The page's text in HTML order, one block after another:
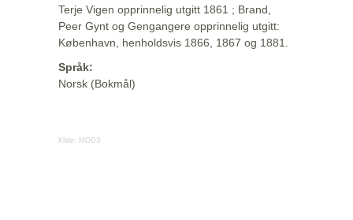
Terje Vigen opprinnelig utgitt 1861 ; Brand,
Peer Gynt og Gengangere opprinnelig utgitt:
København, henholdsvis 1866, 1867 og 1881.
Språk:
Norsk (Bokmål)
Kilde: MODS